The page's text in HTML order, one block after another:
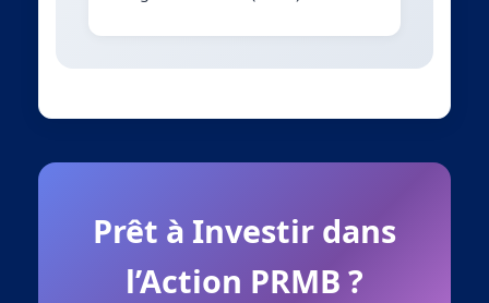
Prêt à Investir dans
l’Action PRMB ?